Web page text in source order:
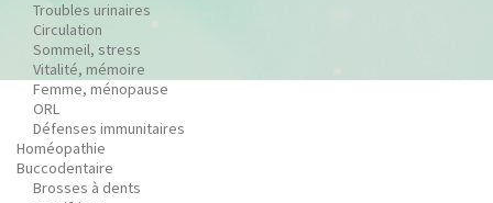
Troubles urinaires
Circulation
Sommeil, stress
Vitalité, mémoire
Femme, ménopause
ORL
Défenses immunitaires
Homéopathie
Buccodentaire
Brosses à dents